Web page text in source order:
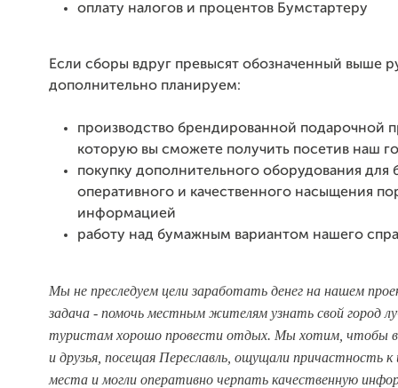
оплату налогов и процентов Бумстартеру
Если сборы вдруг превысят обозначенный выше
дополнительно планируем:
производство брендированной подарочной
которую вы сможете получить посетив наш
покупку дополнительного оборудования для
оперативного и качественного насыщения
информацией
работу над бумажным вариантом нашего
Мы не преследуем цели заработать денег на нашем
задача - помочь местным жителям узнать свой город
туристам хорошо провести отдых. Мы хотим, чтобы
и друзья, посещая Переславль, ощущали причастность
места и могли оперативно черпать качественную